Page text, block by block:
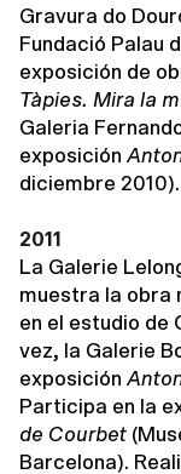
Gravura do
Fundació Palau
exposición de
Tàpies. Mira la
Galeria
exposición
diciembre 2010).
2011
La Galerie
muestra la obra
en el estudio de
vez, la Galerie
exposición
Participa en la
de Courbet
Barcelona).